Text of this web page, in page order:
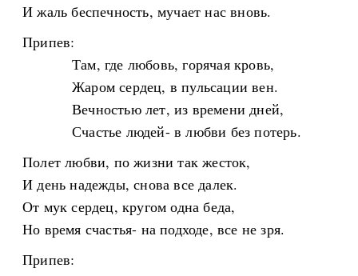
И жаль беспечность, мучает нас вновь.
Припев:
Там, где любовь, горячая кровь,
Жаром сердец, в пульсации вен.
Вечностью лет, из времени дней,
Счастье людей- в любви без потерь.
Полет любви, по жизни так жесток,
И день надежды, снова все далек.
От мук сердец, кругом одна беда,
Но время счастья- на подходе, все не зря.
Припев: